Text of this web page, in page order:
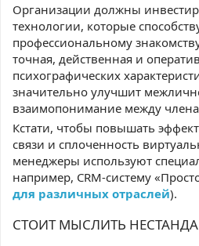
Организации должны
технологии, которые
профессиональному
точная, действенная и
психографических
значительно улучшит
взаимопонимание между
Кстати, чтобы повышать
связи и сплоченность
менеджеры используют
например, CRM-систему
для различных отраслей).
СТОИТ МЫСЛИТЬ